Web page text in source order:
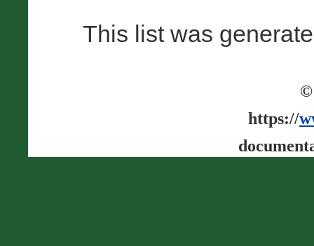
This list was
©
https://